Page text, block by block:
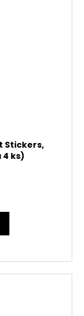
Stickers,
4 ks)